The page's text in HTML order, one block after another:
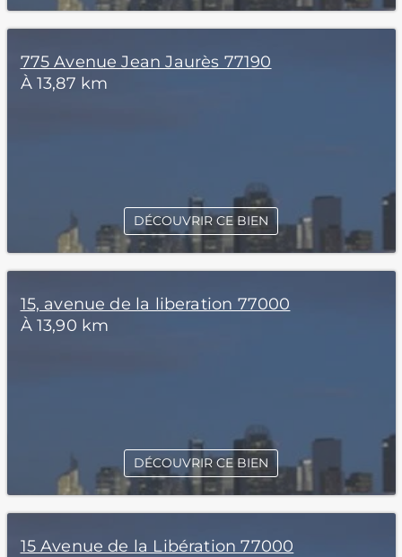
775 Avenue Jean Jaurès 77190
À 13,87 km
DÉCOUVRIR CE BIEN
15, avenue de la liberation 77000
À 13,90 km
DÉCOUVRIR CE BIEN
15 Avenue de la Libération 77000